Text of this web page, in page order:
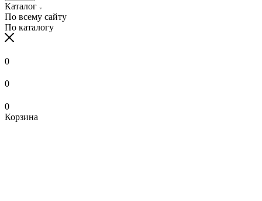
Каталог
По всему сайту
По каталогу
0
0
0
Корзина